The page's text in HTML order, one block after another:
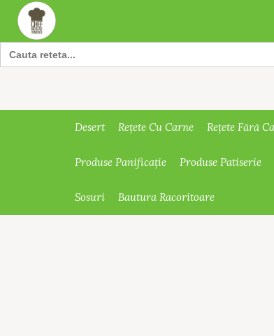
Search
for:
Desert Rețete Cu Carne Rețete Fără
Produse Panificație Produse Patiserie
Sosuri Bautura Racoritoare